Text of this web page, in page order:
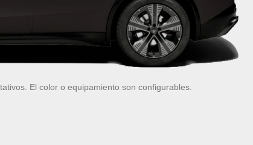
El color o equipamiento son configurables.